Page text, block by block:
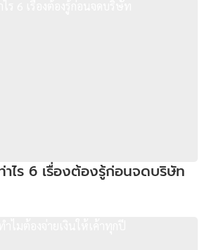
าไร 6 เรื่องต้องรู้ก่อนจดบริษัท